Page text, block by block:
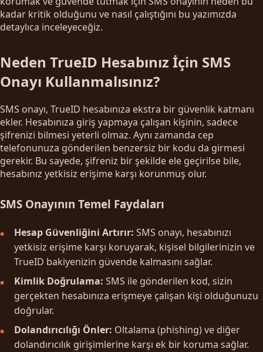
kadar kritik olduğunu ve nasıl çalıştığını bu yazımızda
detaylıca inceleyeceğiz.
Neden TrueID Hesabınız İçin SMS
Onayı Kullanmalısınız?
SMS onayı, TrueID hesabınıza ekstra bir güvenlik katmanı
ekler. Hesabınıza giriş yapmaya çalışan kişinin, sadece
şifrenizi bilmesi yeterli olmaz. Aynı zamanda cep
telefonunuza gönderilen benzersiz bir kodu da girmesi
gerekir. Bu sayede, şifreniz bir şekilde ele geçirilse bile,
hesabınız yetkisiz erişime karşı korunmuş olur.
SMS Onayının Temel Faydaları
Hesap Güvenliğini Artırır: SMS onayı, hesabınızı
yetkisiz erişime karşı koruyarak, kişisel bilgilerinizin ve
TrueID bakiyenizin güvende kalmasını sağlar.
Kimlik Doğrulama: SMS ile gönderilen kod, sizin
gerçekten hesabınıza erişmeye çalışan kişi olduğunuzu
doğrular.
Dolandırıcılığı Önler: Oltalama (phishing) ve diğer
dolandırıcılık girişimlerine karşı ek bir koruma sağlar.